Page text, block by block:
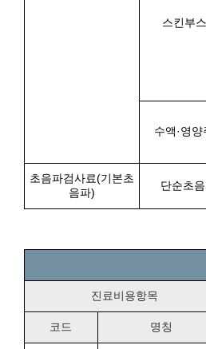
스킨부
수액·영
초음파검사료(기본초
음파)
단순초
진료비용항목
코드 명칭